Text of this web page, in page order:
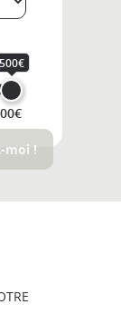
500€
moi !